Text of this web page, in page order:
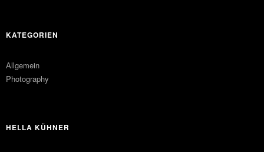
KATEGORIEN
Allgemein
Photography
HELLA KÜHNER